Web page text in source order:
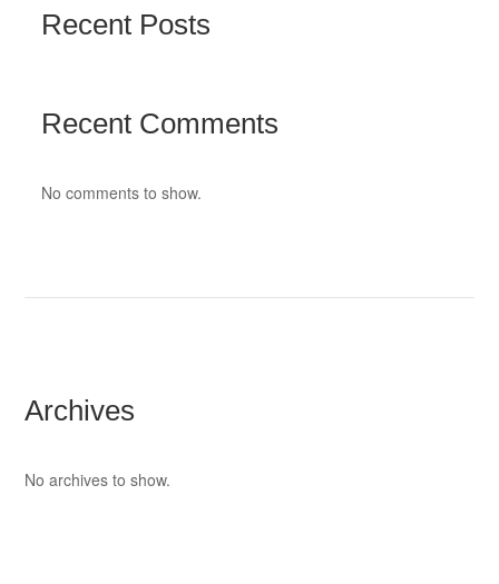
Recent Posts
Recent Comments
No comments to show.
Archives
No archives to show.